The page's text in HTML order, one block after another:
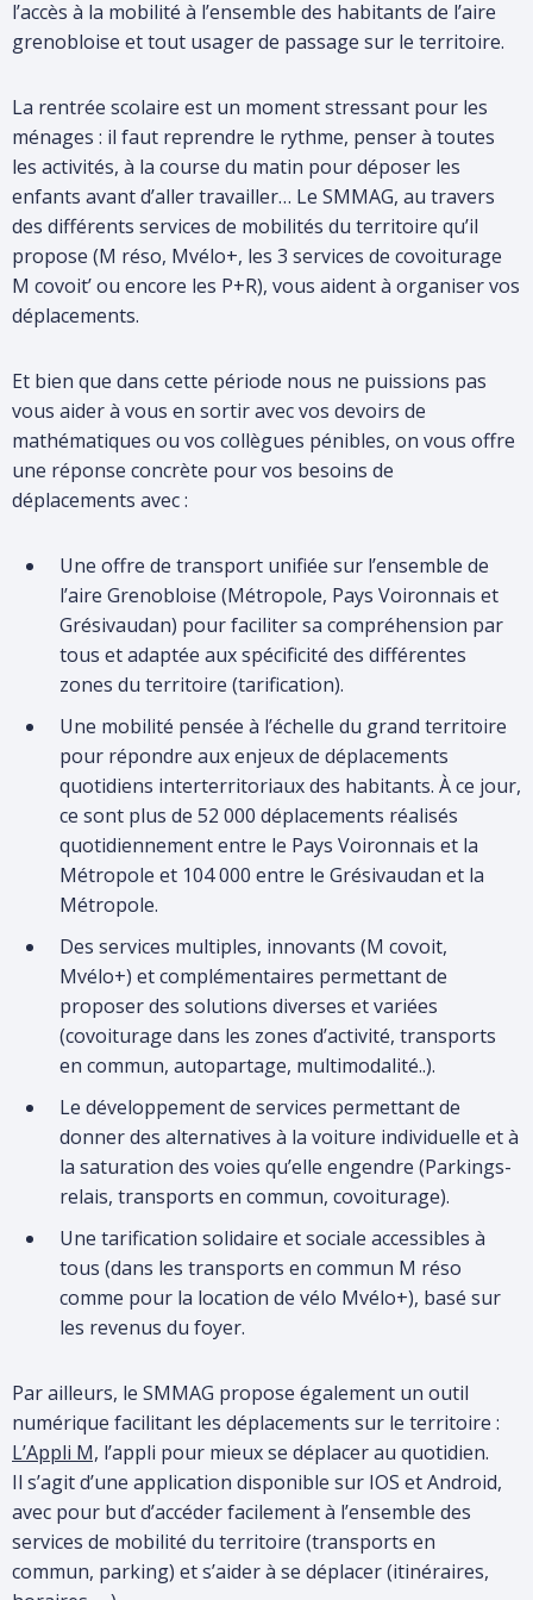
votre
recherche
l’accès à la mobilité à l’ensemble des habitants de l’aire
grenobloise et tout usager de passage sur le territoire.
La rentrée scolaire est un moment stressant pour les
ménages : il faut reprendre le rythme, penser à toutes
les activités, à la course du matin pour déposer les
enfants avant d’aller travailler… Le SMMAG, au travers
des différents services de mobilités du territoire qu’il
propose (M réso, Mvélo+, les 3 services de covoiturage
M covoit’ ou encore les P+R), vous aident à organiser vos
déplacements.
Et bien que dans cette période nous ne puissions pas
vous aider à vous en sortir avec vos devoirs de
mathématiques ou vos collègues pénibles, on vous offre
une réponse concrète pour vos besoins de
déplacements avec :
Une offre de transport unifiée sur l’ensemble de
l’aire Grenobloise (Métropole, Pays Voironnais et
Grésivaudan) pour faciliter sa compréhension par
tous et adaptée aux spécificité des différentes
zones du territoire (tarification).
Une mobilité pensée à l’échelle du grand territoire
pour répondre aux enjeux de déplacements
quotidiens interterritoriaux des habitants. À ce jour,
ce sont plus de 52 000 déplacements réalisés
quotidiennement entre le Pays Voironnais et la
Métropole et 104 000 entre le Grésivaudan et la
Métropole.
Des services multiples, innovants (M covoit,
Mvélo+) et complémentaires permettant de
proposer des solutions diverses et variées
(covoiturage dans les zones d’activité, transports
en commun, autopartage, multimodalité..).
Le développement de services permettant de
donner des alternatives à la voiture individuelle et à
la saturation des voies qu’elle engendre (Parkings-
relais, transports en commun, covoiturage).
Une tarification solidaire et sociale accessibles à
tous (dans les transports en commun M réso
comme pour la location de vélo Mvélo+), basé sur
les revenus du foyer.
Par ailleurs, le SMMAG propose également un outil
numérique facilitant les déplacements sur le territoire :
L’Appli M, l’appli pour mieux se déplacer au quotidien.
Il s’agit d’une application disponible sur IOS et Android,
avec pour but d’accéder facilement à l’ensemble des
services de mobilité du territoire (transports en
commun, parking) et s’aider à se déplacer (itinéraires,